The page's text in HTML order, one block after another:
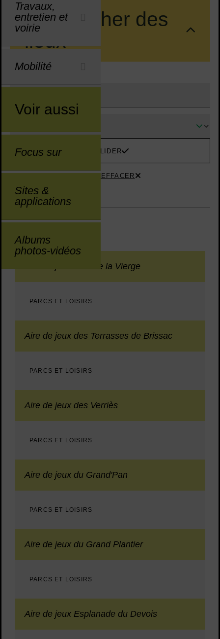
Travaux,
entretien et
voirie
Mobilité
Voir aussi
Focus sur
Sites &
applications
Albums
photos-vidéos
Rechercher des
lieux
THÉMATIQUE
VALIDER
TOUT EFFACER
Liste d'éléments d'annuaire
Aire de jeux Bois de la Vierge
PARCS ET LOISIRS
Aire de jeux des Terrasses de Brissac
PARCS ET LOISIRS
Aire de jeux des Verriès
PARCS ET LOISIRS
Aire de jeux du Grand'Pan
PARCS ET LOISIRS
Aire de jeux du Grand Plantier
PARCS ET LOISIRS
Aire de jeux Esplanade du Devois